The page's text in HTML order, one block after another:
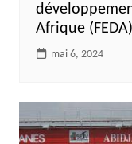
Afrique
mai 6, 2024